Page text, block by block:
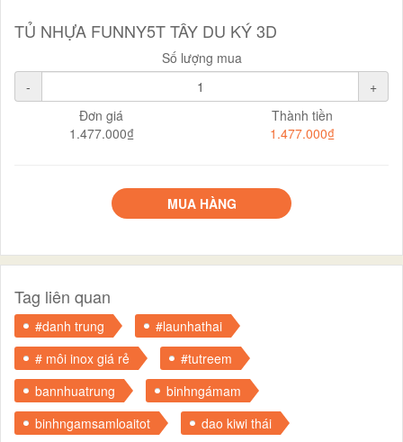
TỦ NHỰA FUNNY5T TÂY DU KÝ 3D
Số lượng mua
-
+
Đơn giá
1.477.000₫
Thành tiền
1.477.000₫
MUA HÀNG
Tag liên quan
#danh trung
#launhathai
# môi inox giá rẻ
#tutreem
bannhuatrung
binhngámam
binhngamsamloaitot
dao kiwi thái